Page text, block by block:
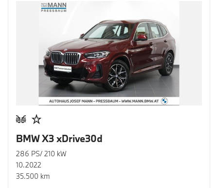
BMW X3 xDrive30d
286 PS/ 210 kW
10.2022
35.500 km